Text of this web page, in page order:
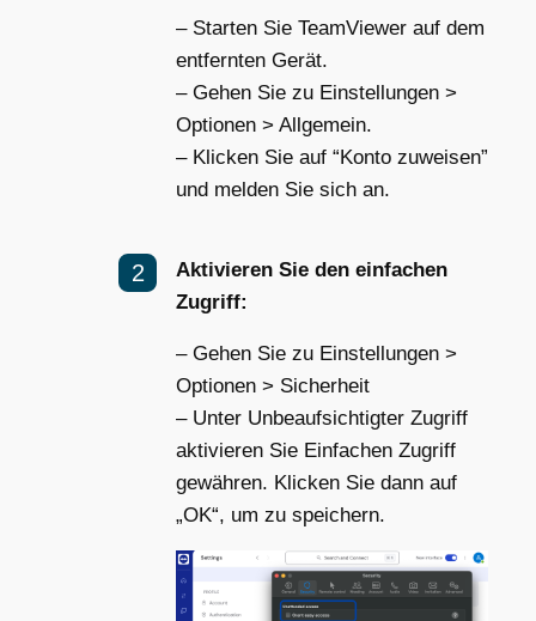
– Starten Sie TeamViewer auf dem
entfernten Gerät.
– Gehen Sie zu Einstellungen >
Optionen > Allgemein.
– Klicken Sie auf “Konto zuweisen”
und melden Sie sich an.
Aktivieren Sie den einfachen
Zugriff:
– Gehen Sie zu Einstellungen >
Optionen > Sicherheit
– Unter Unbeaufsichtigter Zugriff
aktivieren Sie Einfachen Zugriff
gewähren. Klicken Sie dann auf
„OK“, um zu speichern.